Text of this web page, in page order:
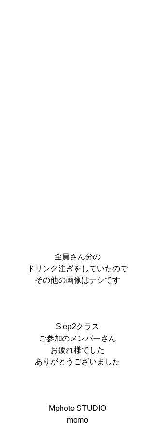
全員さん分の
ドリンク注ぎをしていたので
その他の画像はナシです
Step2クラス
ご参加のメンバーさん
お疲れ様でした
ありがとうございました
Mphoto STUDIO
momo